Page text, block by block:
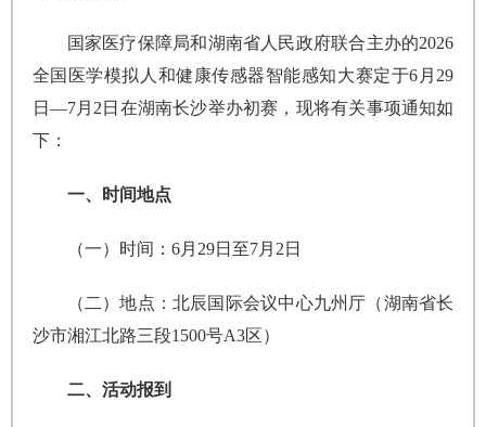
国家医疗保障局和湖南省人民政府联合主办的2026
全国医学模拟人和健康传感器智能感知大赛定于6月29
日—7月2日在湖南长沙举办初赛，现将有关事项通知如
下：
一、时间地点
（一）时间：6月29日至7月2日
（二）地点：北辰国际会议中心九州厅（湖南省长
沙市‌湘江北路三段1500号A3区）
二、活动报到